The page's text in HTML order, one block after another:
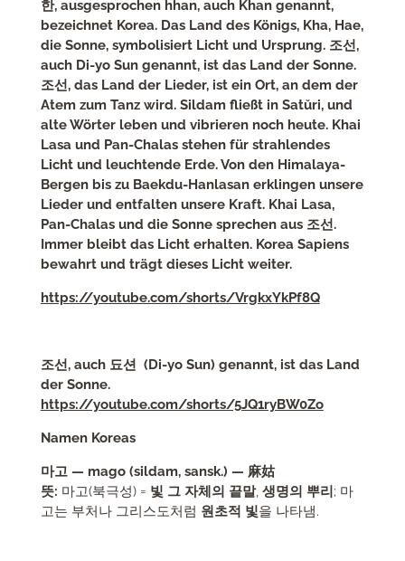
한, ausgesprochen hhan, auch Khan genannt,
bezeichnet Korea. Das Land des Königs, Kha, Hae,
die Sonne, symbolisiert Licht und Ursprung. 조선,
auch Di-yo Sun genannt, ist das Land der Sonne.
조선, das Land der Lieder, ist ein Ort, an dem der
Atem zum Tanz wird. Sildam fließt in Satŭri, und
alte Wörter leben und vibrieren noch heute. Khai
Lasa und Pan-Chalas stehen für strahlendes
Licht und leuchtende Erde. Von den Himalaya-
Bergen bis zu Baekdu-Hanlasan erklingen unsere
Lieder und entfalten unsere Kraft. Khai Lasa,
Pan-Chalas und die Sonne sprechen aus 조선.
Immer bleibt das Licht erhalten. Korea Sapiens
bewahrt und trägt dieses Licht weiter.
https://youtube.com/shorts/VrgkxYkPf8Q
조선, auch 됴션 (Di-yo Sun) genannt, ist das Land
der Sonne.
https://youtube.com/shorts/5JQ1ryBW0Zo
Namen Koreas
마고 — mago (sildam, sansk.) — 麻姑
뜻: 마고(북극성) = 빛 그 자체의 끝말, 생명의 뿌리; 마
고는 부처나 그리스도처럼 원초적 빛을 나타냄.